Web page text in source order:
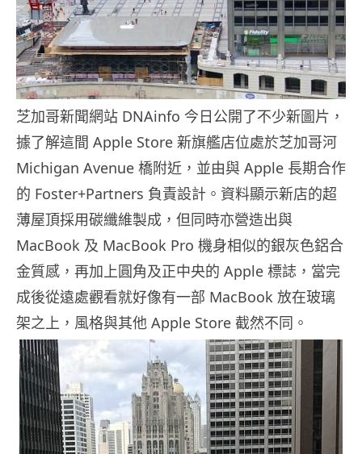
芝加哥新聞網站 DNAinfo 今日公開了不少新圖片，
據了解這間 Apple Store 新旗艦店位處於芝加哥河
Michigan Avenue 橋附近，並由與 Apple 長期合作
的 Foster+Partners 負責設計。資料顯示新店的超
薄屋頂採用碳纖維製成，但同時亦營造出與
MacBook 及 MacBook Pro 機身相似的銀灰色鋁合
金質感，再加上圓角及正中央的 Apple 標誌，當完
成後從遠處觀看就好像有一部 MacBook 放在玻璃
架之上，風格與其他 Apple Store 截然不同。